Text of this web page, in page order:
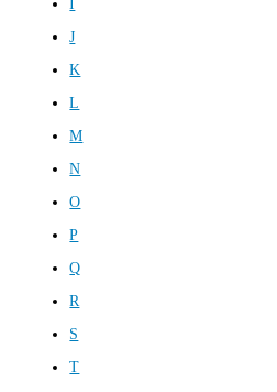
I
J
K
L
M
N
O
P
Q
R
S
T